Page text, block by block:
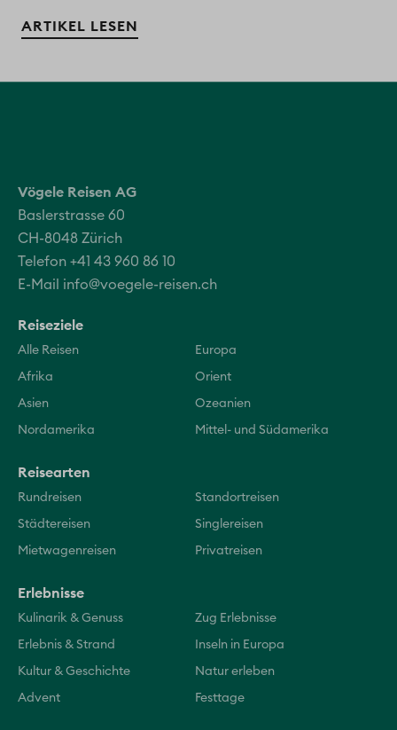
ARTIKEL LESEN
Vögele Reisen AG
Baslerstrasse 60
CH-8048 Zürich
Telefon +41 43 960 86 10
E-Mail info@voegele-reisen.ch
Reiseziele
Alle Reisen Europa
Afrika Orient
Asien Ozeanien
Nordamerika Mittel- und Südamerika
Reisearten
Rundreisen Standortreisen
Städtereisen Singlereisen
Mietwagenreisen Privatreisen
Erlebnisse
Kulinarik & Genuss Zug Erlebnisse
Erlebnis & Strand Inseln in Europa
Kultur & Geschichte Natur erleben
Advent Festtage